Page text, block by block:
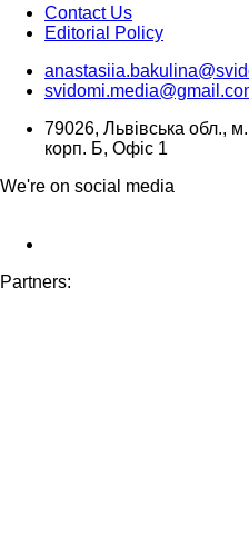
Contact Us
Editorial Policy
79026, Львівська обл.,
корп. Б, Офіс 1
We're on social media
Partners: